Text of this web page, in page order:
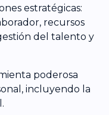
estratégicas:
recursos
del talento y
poderosa
incluyendo la